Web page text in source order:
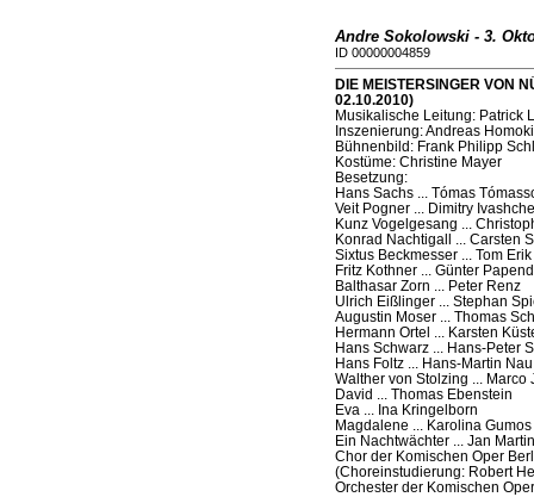
Andre Sokolowski - 3.
ID 00000004859
DIE MEISTERSINGER VON
02.10.2010)
Musikalische Leitung: Patrick
Inszenierung: Andreas Homoki
Bühnenbild: Frank Philipp
Kostüme: Christine Mayer
Besetzung:
Hans Sachs ... Tómas
Veit Pogner ... Dimitry
Kunz Vogelgesang ...
Konrad Nachtigall ... Carsten
Sixtus Beckmesser ... Tom
Fritz Kothner ... Günter
Balthasar Zorn ... Peter Renz
Ulrich Eißlinger ... Stephan
Augustin Moser ... Thomas
Hermann Ortel ... Karsten
Hans Schwarz ... Hans-Peter
Hans Foltz ... Hans-Martin Nau
Walther von Stolzing ... Marco
David ... Thomas Ebenstein
Eva ... Ina Kringelborn
Magdalene ... Karolina Gumos
Ein Nachtwächter ... Jan
Chor der Komischen Oper
(Choreinstudierung: Robert
Orchester der Komischen